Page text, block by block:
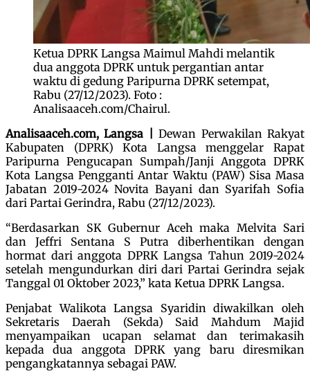
Ketua DPRK Langsa Maimul Mahdi melantik
dua anggota DPRK untuk pergantian antar
waktu di gedung Paripurna DPRK setempat,
Rabu (27/12/2023). Foto :
Analisaaceh.com/Chairul.
Analisaaceh.com, Langsa |Dewan Perwakilan Rakyat
Kabupaten (DPRK) Kota Langsa menggelar Rapat
Paripurna Pengucapan Sumpah/Janji Anggota DPRK
Kota Langsa Pengganti Antar Waktu (PAW) Sisa Masa
Jabatan 2019-2024 Novita Bayani dan Syarifah Sofia
dari Partai Gerindra, Rabu (27/12/2023).
“Berdasarkan SK Gubernur Aceh maka Melvita Sari
dan Jeffri Sentana S Putra diberhentikan dengan
hormat dari anggota DPRK Langsa Tahun 2019-2024
setelah mengundurkan diri dari Partai Gerindra sejak
Tanggal 01 Oktober 2023,” kata Ketua DPRK Langsa.
Penjabat Walikota Langsa Syaridin diwakilkan oleh
Sekretaris Daerah (Sekda) Said Mahdum Majid
menyampaikan ucapan selamat dan terimakasih
kepada dua anggota DPRK yang baru diresmikan
pengangkatannya sebagai PAW.